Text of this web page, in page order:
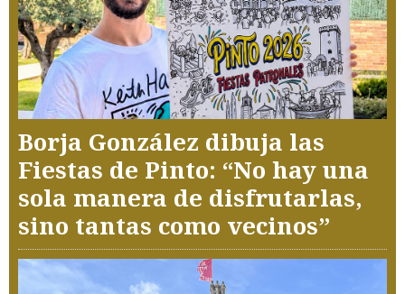
Borja González dibuja las
Fiestas de Pinto: “No hay una
sola manera de disfrutarlas,
sino tantas como vecinos”